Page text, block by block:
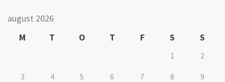
august 2026
M
T O T F S S
1 2
3 4 5 6 7 8 9